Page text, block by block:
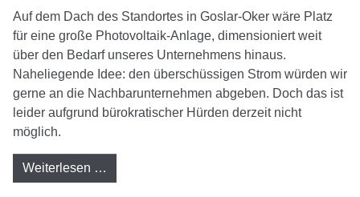
Auf dem Dach des Standortes in Goslar-Oker wäre Platz
für eine große Photovoltaik-Anlage, dimensioniert weit
über den Bedarf unseres Unternehmens hinaus.
Naheliegende Idee: den überschüssigen Strom würden wir
gerne an die Nachbarunternehmen abgeben. Doch das ist
leider aufgrund bürokratischer Hürden derzeit nicht
möglich.
Weiterlesen …